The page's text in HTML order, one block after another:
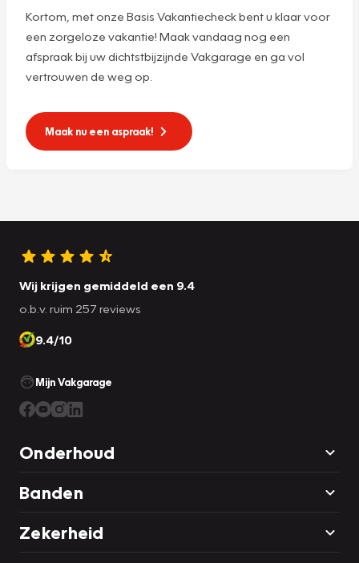
Kortom, met onze Basis Vakantiecheck bent u klaar voor
een zorgeloze vakantie! Maak vandaag nog een
afspraak bij uw dichtstbijzijnde Vakgarage en ga vol
vertrouwen de weg op.
Maak nu een aspraak!
Wij krijgen gemiddeld een 9.4
o.b.v. ruim 257 reviews
9.4/10
Mijn Vakgarage
Onderhoud
Banden
Zekerheid